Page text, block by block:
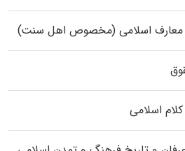
و معارف اسلامی (مخصوص اهل سنت)
اسلامی